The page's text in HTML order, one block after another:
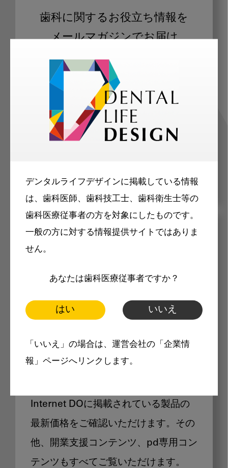
デンタルライフデザインに掲載している情報
は、歯科医師、歯科技工士、歯科衛生士等の
歯科医療従事者の方を対象にしたものです。
一般の方に対する情報提供サイトではありま
せん。
あなたは歯科医療従事者ですか？
はい いいえ
「いいえ」の場合は、運営会社の「企業情
報」ページへリンクします。
歯科に関するお役立ち情報を
メールマガジンでお届け
ご登録いただいた職種（歯科医師、歯
科衛生士、歯科技工士）に合わせた内
容のメールマガジンをお届けします。
メリット
製品価格も閲覧可能
Internet DOに掲載されている製品の
最新価格をご確認いただけます。その
他、開業支援コンテンツ、pd専用コン
テンツもすべてご覧いただけます。